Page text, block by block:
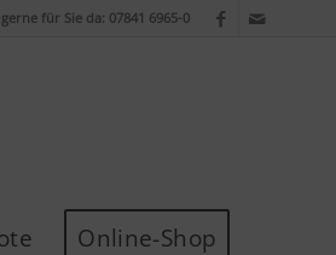
für Sie da: 07841 6965-0
Online-Shop